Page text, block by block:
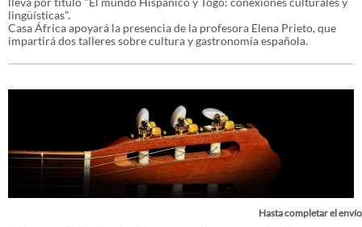
lingüísticas".
Casa África apoyará la presencia de la profesora Elena Prieto, que
impartirá dos talleres sobre cultura y gastronomía española.
Hasta completar el envío